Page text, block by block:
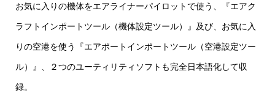
お気に入りの機体をエアライナーパイロットで使う、『エアク
ラフトインポートツール（機体設定ツール）』及び、お気に入
りの空港を使う『エアポートインポートツール（空港設定ツー
ル）』、２つのユーティリティソフトも完全日本語化して収
録。